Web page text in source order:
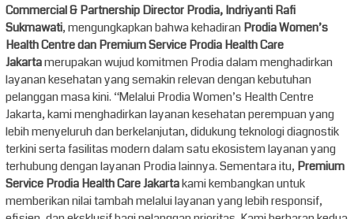
Commercial & Partnership Director Prodia, Indriyanti Rafi
Sukmawati, mengungkapkan bahwa kehadiranProdia Women’s
Health Centre dan Premium Service Prodia Health Care
Jakartamerupakan wujud komitmen Prodia dalam menghadirkan
layanan kesehatan yang semakin relevan dengan kebutuhan
pelanggan masa kini. “Melalui Prodia Women’s Health Centre
Jakarta, kami menghadirkan layanan kesehatan perempuan yang
lebih menyeluruh dan berkelanjutan, didukung teknologi diagnostik
terkini serta fasilitas modern dalam satu ekosistem layanan yang
terhubung dengan layanan Prodia lainnya. Sementara itu, Premium
Service Prodia Health Care Jakartakami kembangkan untuk
memberikan nilai tambah melalui layanan yang lebih responsif,